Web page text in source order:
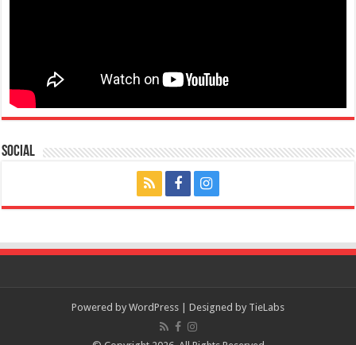
Social
Powered by WordPress | Designed by TieLabs